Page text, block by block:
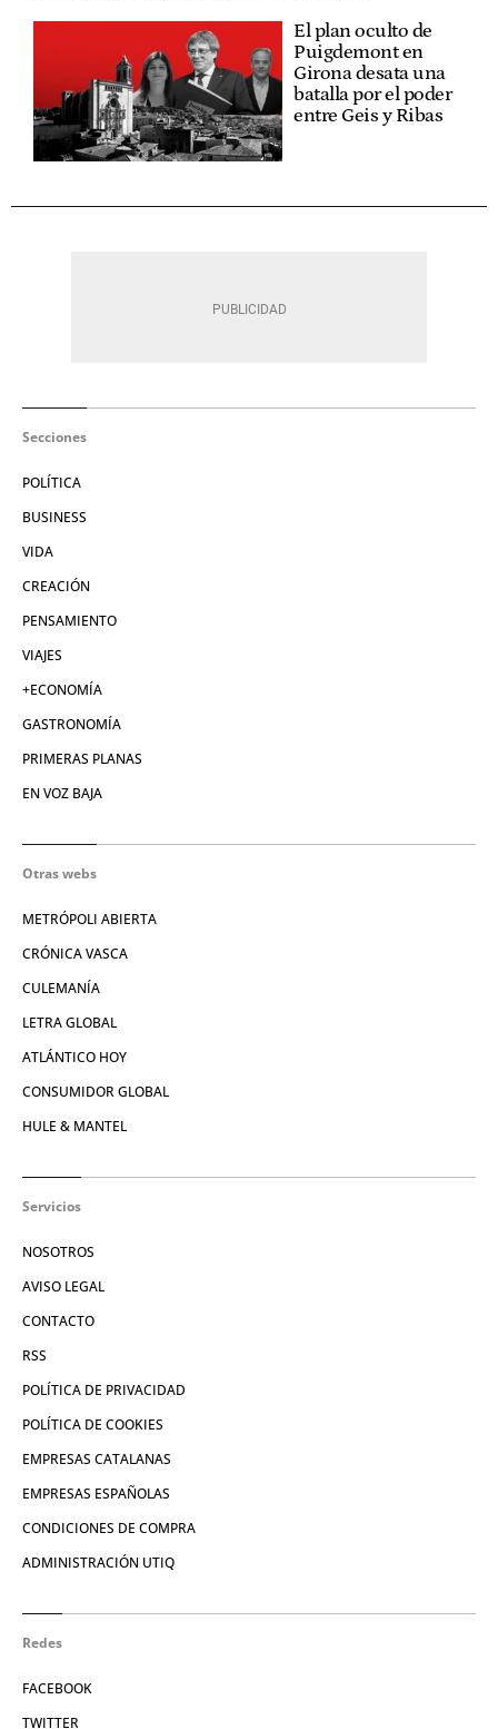
El plan oculto de
Puigdemont en
Girona desata una
batalla por el poder
entre Geis y Ribas
Secciones
POLÍTICA
BUSINESS
VIDA
CREACIÓN
PENSAMIENTO
VIAJES
+ECONOMÍA
GASTRONOMÍA
PRIMERAS PLANAS
EN VOZ BAJA
Otras webs
METRÓPOLI ABIERTA
CRÓNICA VASCA
CULEMANÍA
LETRA GLOBAL
ATLÁNTICO HOY
CONSUMIDOR GLOBAL
HULE & MANTEL
Servicios
NOSOTROS
AVISO LEGAL
CONTACTO
RSS
POLÍTICA DE PRIVACIDAD
POLÍTICA DE COOKIES
EMPRESAS CATALANAS
EMPRESAS ESPAÑOLAS
CONDICIONES DE COMPRA
ADMINISTRACIÓN UTIQ
Redes
FACEBOOK
TWITTER